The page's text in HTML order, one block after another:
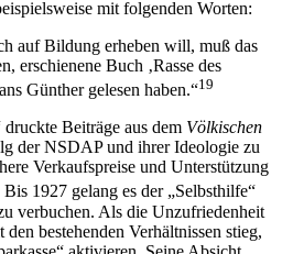
mit folgenden Worten:
auf Bildung erheben will, muß das
erschienene Buch ‚Rasse des
Günther gelesen haben.“19
Beiträge aus dem Völkischen
der NSDAP und ihrer Ideologie zu
Verkaufspreise und Unterstützung
Bis 1927 gelang es der „Selbsthilfe“
verbuchen. Als die Unzufriedenheit
bestehenden Verhältnissen stieg,